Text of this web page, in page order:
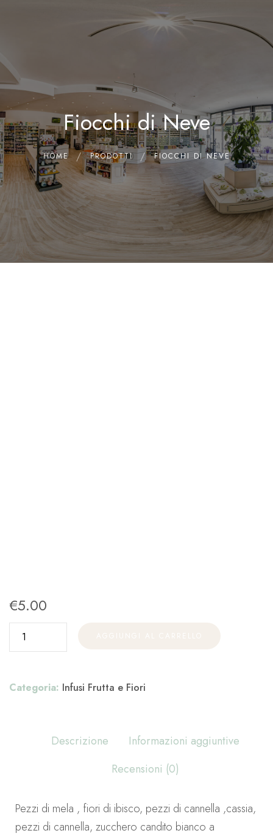
Home
Chi siamo
Il Laboratorio
Shop
Olii Essenziali
Contatti
Fiocchi di Neve
HOME PRODOTTI FIOCCHI DI NEVE
€5.00
Categoria: Infusi Frutta e Fiori
Descrizione
Informazioni aggiuntive
Recensioni (0)
Pezzi di mela , fiori di ibisco, pezzi di cannella ,cassia,
pezzi di cannella, zucchero candito bianco a